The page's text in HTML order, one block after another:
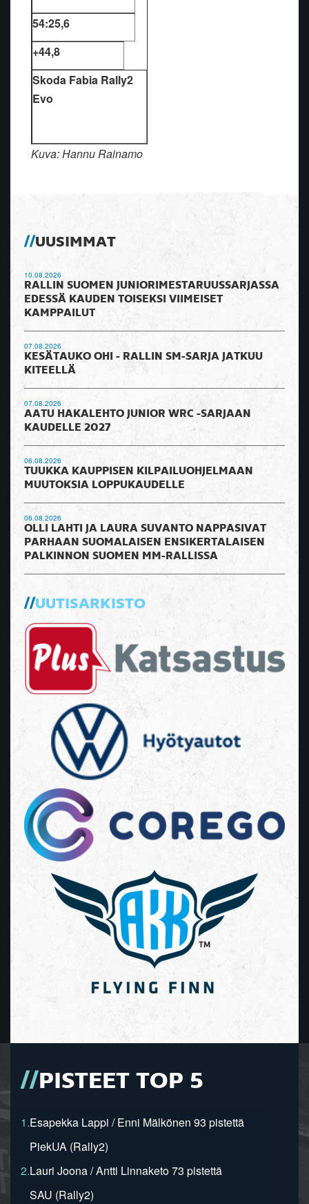
54:25,6
+44,8
Skoda Fabia Rally2
Evo
Kuva: Hannu Rainamo
UUSIMMAT
10.08.2026
RALLIN SUOMEN JUNIORIMESTARUUSSARJASSA
EDESSÄ KAUDEN TOISEKSI VIIMEISET
KAMPPAILUT
07.08.2026
KESÄTAUKO OHI - RALLIN SM-SARJA JATKUU
KITEELLÄ
07.08.2026
AATU HAKALEHTO JUNIOR WRC -SARJAAN
KAUDELLE 2027
06.08.2026
TUUKKA KAUPPISEN KILPAILUOHJELMAAN
MUUTOKSIA LOPPUKAUDELLE
06.08.2026
OLLI LAHTI JA LAURA SUVANTO NAPPASIVAT
PARHAAN SUOMALAISEN ENSIKERTALAISEN
PALKINNON SUOMEN MM-RALLISSA
UUTISARKISTO
PISTEET TOP 5
1.Esapekka Lappi / Enni Mälkönen 93 pistettä
PiekUA (Rally2)
2.Lauri Joona / Antti Linnaketo 73 pistettä
SAU (Rally2)